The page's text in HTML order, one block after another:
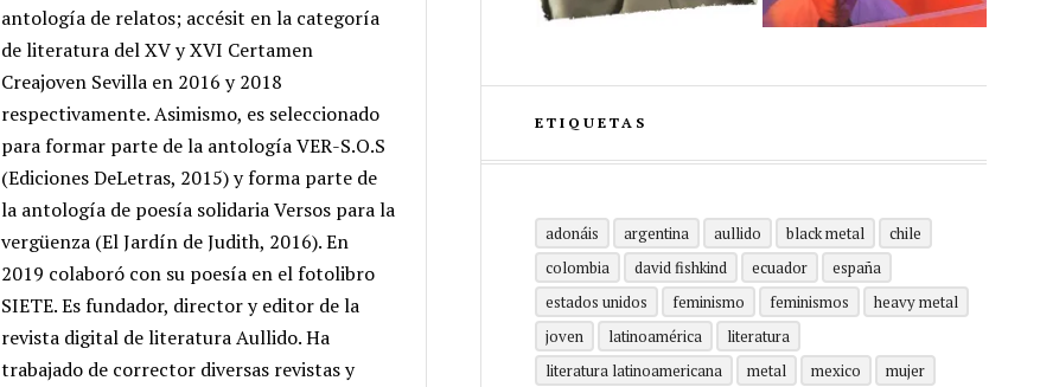
antología de relatos; accésit en la categoría
de literatura del XV y XVI Certamen
Creajoven Sevilla en 2016 y 2018
respectivamente. Asimismo, es seleccionado
para formar parte de la antología VER-S.O.S
(Ediciones DeLetras, 2015) y forma parte de
la antología de poesía solidaria Versos para la
vergüenza (El Jardín de Judith, 2016). En
2019 colaboró con su poesía en el fotolibro
SIETE. Es fundador, director y editor de la
revista digital de literatura Aullido. Ha
trabajado de corrector diversas revistas y
ETIQUETAS
adonáis argentina aullido black metal
chile
colombia
david fishkind ecuador
españa
estados unidos
feminismo feminismos
heavy metal
joven
latinoamérica
literatura
literatura latinoamericana
metal mexico
mujer